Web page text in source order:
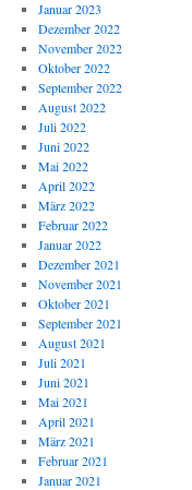
Januar 2023
Dezember 2022
November 2022
Oktober 2022
September 2022
August 2022
Juli 2022
Juni 2022
Mai 2022
April 2022
März 2022
Februar 2022
Januar 2022
Dezember 2021
November 2021
Oktober 2021
September 2021
August 2021
Juli 2021
Juni 2021
Mai 2021
April 2021
März 2021
Februar 2021
Januar 2021